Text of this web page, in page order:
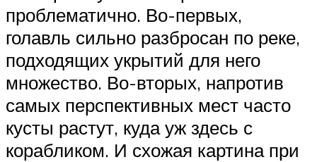
проблематично. Во-первых,
голавль сильно разбросан по реке,
подходящих укрытий для него
множество. Во-вторых, напротив
самых перспективных мест часто
кусты растут, куда уж здесь с
корабликом. И схожая картина при